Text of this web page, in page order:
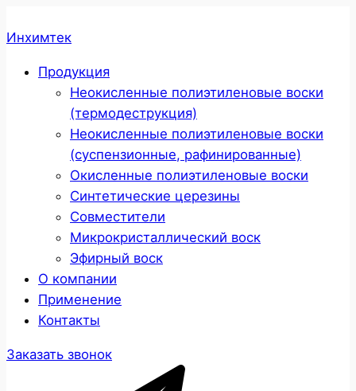
Инхимтек
Продукция
Неокисленные полиэтиленовые воски
(термодеструкция)
Неокисленные полиэтиленовые воски
(суспензионные, рафинированные)
Окисленные полиэтиленовые воски
Cинтетические церезины
Совместители
Микрокристаллический воск
Эфирный воск
О компании
Применение
Контакты
Заказать звонок